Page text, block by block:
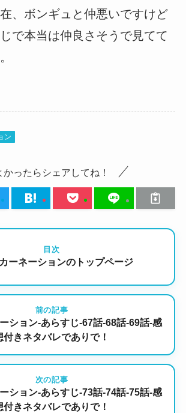
、ボンギュと仲悪いですけど
で本当は仲良さそうで見てて
ン
かったらシェアしてね！
目次
ーネーションのトップページ
前の記事
ション-あらすじ-67話-68話-69話-感
付きネタバレでありで！
次の記事
ション-あらすじ-73話-74話-75話-感
付きネタバレでありで！